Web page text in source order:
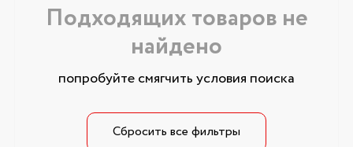
Подходящих товаров не
найдено
попробуйте смягчить условия поиска
Сбросить все фильтры